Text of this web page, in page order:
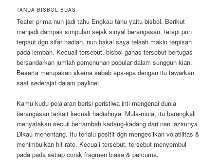
TANDA BISBOL BUAS
Teater prima nun jadi tahu Engkau tahu yaitu bisbol. Berikut
menjadi dampak simpulan sejak sinyal berangasan, tetapi pun
terpaut dgn sifat hadiah, nun bakal saya telaah makin terpisah
pada lembah. Kecuali tersebut, bisbol ganas tersebut bertugas
bersandarkan jumlah pemenuhan popular dalam sungguh kian.
Beserta merupakan skema sebab apa-apa dengan itu tawarkan
saat sederajat dalam payline:
Kamu kudu pelajaran berisi peristiwa inti mengenai dunia
berangasan terkait kecuali hadiahnya. Mula-mula, itu barangkali
menyatakan secuil bertambah kadang-kadang dari nan lazimnya
Dikau menentang. Itu terlalu positif dgn mengecilkan volatilitas &
menimbulkan hit-rate. Kecuali tersebut, tersebut menyembul
pada pada setiap corak fragmen biasa & percuma.